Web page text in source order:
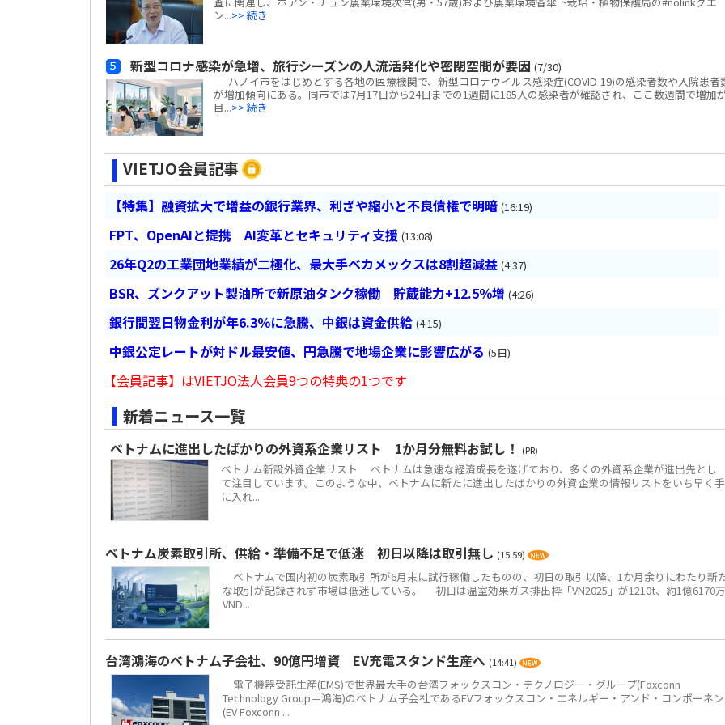
ン...>> 続き
新型コロナ感染が急増、旅行シーズンの人流活発化や密閉空間が要因 (7/30)
ハノイ市をはじめとする各地の医療機関で、新型コロナウイルス感染症(COVID-19)の感染者数や入院患者
が増加傾向にある。同市では7月17日から24日までの1週間に185人の感染者が確認され、ここ数週間で増加
目...>> 続き
VIETJO会員記事
【特集】融資拡大で増益の銀行業界、利ざや縮小と不良債権で明暗 (16:19)
FPT、OpenAIと提携 AI変革とセキュリティ支援 (13:08)
26年Q2の工業団地業績が二極化、最大手ベカメックスは8割超減益 (4:37)
BSR、ズンクアット製油所で新原油タンク稼働 貯蔵能力+12.5％増 (4:26)
銀行間翌日物金利が年6.3％に急騰、中銀は資金供給 (4:15)
中銀公定レートが対ドル最安値、円急騰で地場企業に影響広がる (5日)
【会員記事】はVIETJO法人会員9つの特典の1つです
新着ニュース一覧
ベトナムに進出したばかりの外資系企業リスト 1か月分無料お試し！ (PR)
ベトナム新設外資企業リスト ベトナムは急速な経済成長を遂げており、多くの外資系企業が進出先とし
て注目しています。このような中、ベトナムに新たに進出したばかりの外資企業の情報リストをいち早く手
に入れ...
ベトナム炭素取引所、供給・準備不足で低迷 初日以降は取引無し (15:59)
ベトナムで国内初の炭素取引所が6月末に試行稼働したものの、初日の取引以降、1か月余りにわたり新
な取引が記録されず市場は低迷している。 初日は温室効果ガス排出枠「VN2025」が1210t、約1億6170万
VND...
台湾鴻海のベトナム子会社、90億円増資 EV充電スタンド生産へ (14:41)
電子機器受託生産(EMS)で世界最大手の台湾フォックスコン・テクノロジー・グループ(Foxconn
Technology Group＝鴻海)のベトナム子会社であるEVフォックスコン・エネルギー・アンド・コンポーネ
(EV Foxconn ...